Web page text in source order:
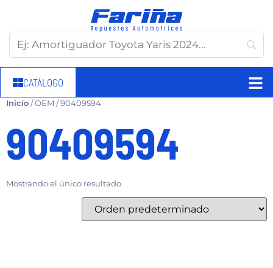
CATÁLOGO
Inicio/ OEM / 90409594
90409594
Mostrando el único resultado